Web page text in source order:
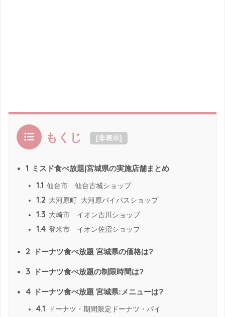
もくじ [非表示]
1 ミスド食べ放題|宮城県の実施店舗まとめ
1.1 仙台市 仙台古城ショップ
1.2 大河原町 大河原バイパスショップ
1.3 大崎市 イオン古川ショップ
1.4 登米市 イオン佐沼ショップ
2 ドーナツ食べ放題 宮城県の価格は?
3 ドーナツ食べ放題の制限時間は?
4 ドーナツ食べ放題 宮城県:メニューは?
4.1 ドーナツ・期間限定ドーナツ・パイ